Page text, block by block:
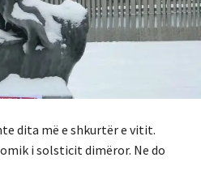
dita më e shkurtër e vitit.
i solsticit dimëror. Ne do